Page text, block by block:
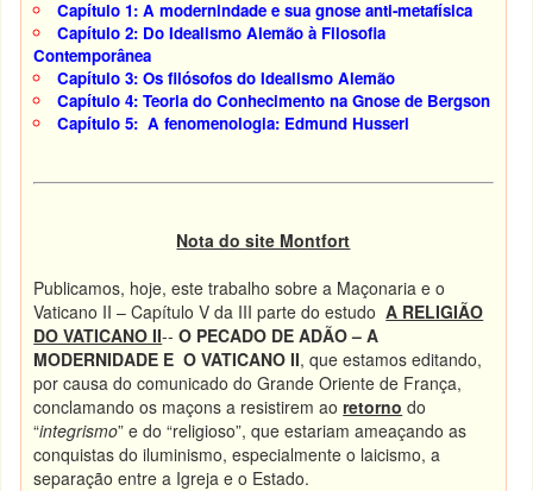
Capítulo 1: A modernindade e sua gnose anti-metafísica
Capítulo 2: Do Idealismo Alemão à Filosofia
Contemporânea
Capítulo 3: Os filósofos do Idealismo Alemão
Capítulo 4: Teoria do Conhecimento na Gnose de Bergson
Capítulo 5: A fenomenologia: Edmund Husserl
Nota do site Montfort
Publicamos, hoje, este trabalho sobre a Maçonaria e o
Vaticano II – Capítulo V da III parte do estudoA RELIGIÃO
DO VATICANO II--O PECADO DE ADÃO – A
MODERNIDADE E O VATICANO II, que estamos editando,
por causa do comunicado do Grande Oriente de França,
conclamando os maçons a resistirem aoretorno do
“integrismo” e do “religioso”, que estariam ameaçando as
conquistas do iluminismo, especialmente o laicismo, a
separação entre a Igreja e o Estado.